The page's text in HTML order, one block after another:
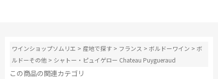
ワインショップソムリエ > 産地で探す > フランス >ボルドーワイン >ボ
ルドーその他 > シャトー・ピュイゲロー Chateau Puygueraud
この商品の関連カテゴリ